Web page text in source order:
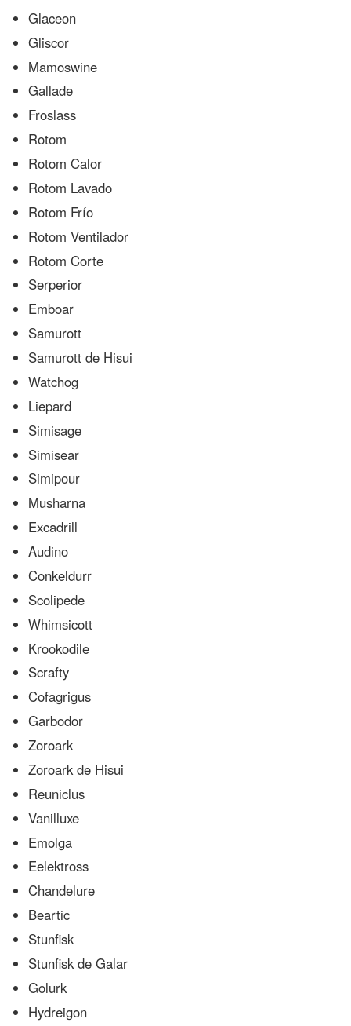
Glaceon
Gliscor
Mamoswine
Gallade
Froslass
Rotom
Rotom Calor
Rotom Lavado
Rotom Frío
Rotom Ventilador
Rotom Corte
Serperior
Emboar
Samurott
Samurott de Hisui
Watchog
Liepard
Simisage
Simisear
Simipour
Musharna
Excadrill
Audino
Conkeldurr
Scolipede
Whimsicott
Krookodile
Scrafty
Cofagrigus
Garbodor
Zoroark
Zoroark de Hisui
Reuniclus
Vanilluxe
Emolga
Eelektross
Chandelure
Beartic
Stunfisk
Stunfisk de Galar
Golurk
Hydreigon